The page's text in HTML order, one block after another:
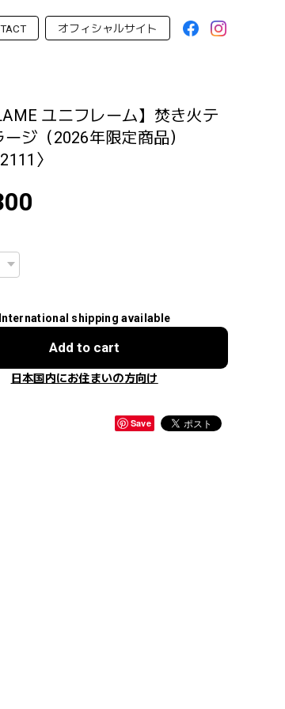
オフィシャルサイト
ユニフレーム】焚き火テ
ジ（2026年限定商品）
〉
International shipping available
Add to cart
日本国内にお住まいの方向け
Save